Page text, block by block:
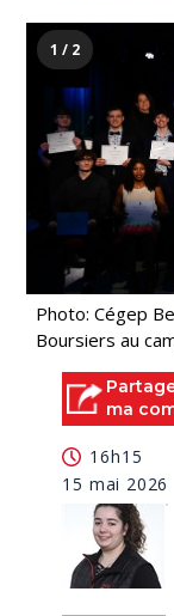
1 / 2
Photo: Cégep
Boursiers au
ma
16h15
15 mai 2026